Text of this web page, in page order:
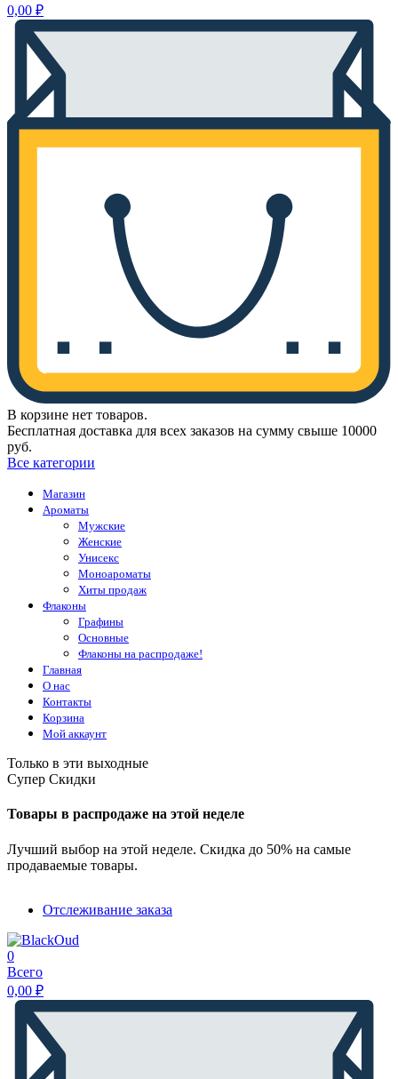
0,00 ₽
В корзине нет товаров.
Бесплатная доставка для всех заказов на сумму свыше 10000
руб.
Все категории
Магазин
Ароматы
Мужские
Женские
Унисекс
Моноароматы
Хиты продаж
Флаконы
Графины
Основные
Флаконы на распродаже!
Главная
О нас
Контакты
Корзина
Мой аккаунт
Только в эти выходные
Супер Скидки
Товары в распродаже на этой неделе
Лучший выбор на этой неделе. Скидка до 50% на самые
продаваемые товары.
Отслеживание заказа
0
Всего
0,00 ₽